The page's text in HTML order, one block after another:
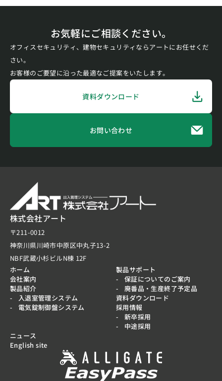
お気軽にご相談ください。
オフィスセキュリティ、建物セキュリティならアートにお任せくだ
さい。
お客様のご要望に沿った最適なご提案をいたします。
資料ダウンロード
お問い合わせ
株式会社アート
〒211-0012
神奈川県川崎市中原区中丸子13-2
NBF武蔵小杉ビルN棟 12F
ホーム
会社案内
製品紹介
入退室管理システム
電気錠制御盤システム
製品サポート
保証についてのご案内
廃番品・生産終了予定品
資料ダウンロード
採用情報
新卒採用
中途採用
ニュース
English site